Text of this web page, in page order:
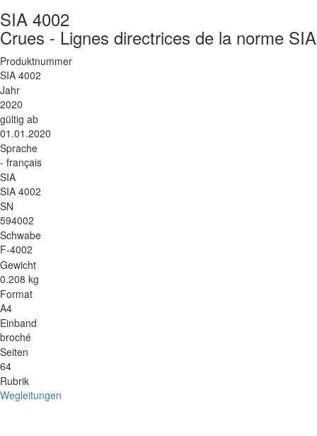
SIA 4002
Crues - Lignes directrices de la norme
Produktnummer
SIA 4002
Jahr
2020
gültig ab
01.01.2020
Sprache
- français
SIA
SIA 4002
SN
594002
Schwabe
F-4002
Gewicht
0.208 kg
Format
A4
Einband
broché
Seiten
64
Rubrik
Wegleitungen